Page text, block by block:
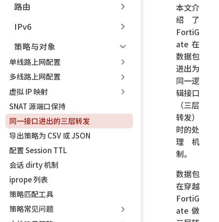
路由
IPv6
策略与对象
单线路上网配置
多线路上网配置
虚拟 IP 映射
SNAT 源端口保持
同一接口进出的三层转发
导出策略为 CSV 或 JSON
配置 Session TTL
会话 dirty 机制
iprope 列表
策略匹配工具
策略常见问题
本文介
绍了
FortiG
ate 在
数据包
进出为
同一逻
辑接口
（三层
转发）
时的处
理机
制。
数据包
在穿越
FortiG
ate 做